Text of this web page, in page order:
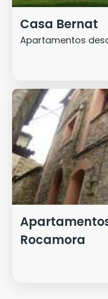
Casa Bernat
Apartamentos
Rocamora